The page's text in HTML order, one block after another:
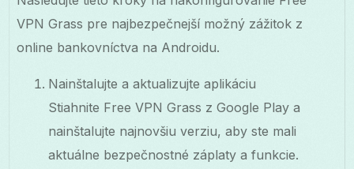
VPN Grass pre najbezpečnejší možný zážitok z
online bankovníctva na Androidu.
Nainštalujte a aktualizujte aplikáciu
Stiahnite Free VPN Grass z Google Play a
nainštalujte najnovšiu verziu, aby ste mali
aktuálne bezpečnostné záplaty a funkcie.